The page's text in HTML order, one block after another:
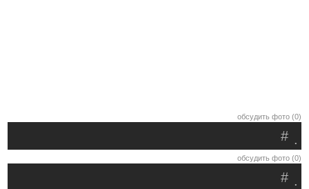
обсудить фото (0)
.
#
обсудить фото (0)
.
#